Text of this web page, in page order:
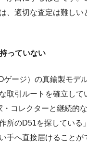
、適切な査定は難しい
っていない
ゲージ）の真鍮製モデ
取引ルートを確立して
・コレクターと継続的
所のD51を探している
手へ直接届けることが